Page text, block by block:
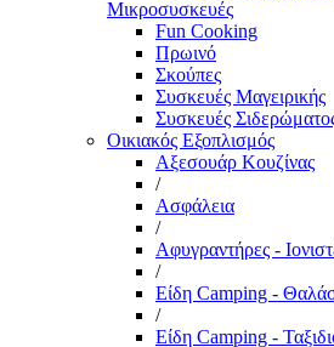
Μικροσυσκευές
Fun Cooking
Πρωινό
Σκούπες
Συσκευές Μαγειρικής
Συσκευές
Οικιακός Εξοπλισμός
Αξεσουάρ Κουζίνας
/
Ασφάλεια
/
Αφυγραντήρες -
/
Είδη Camping -
/
Είδη Camping -